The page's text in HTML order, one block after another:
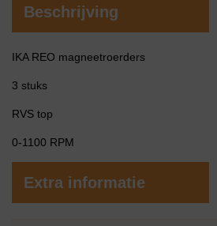
Beschrijving
IKA REO magneetroerders
3 stuks
RVS top
0-1100 RPM
Extra informatie